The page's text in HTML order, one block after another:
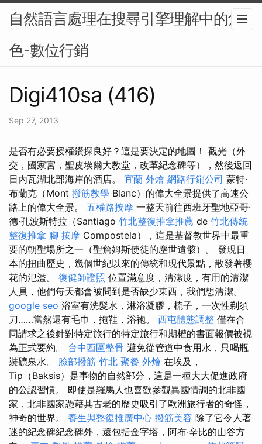
自然語言處理在搜尋引擎理解中的角
色-數位行銷
Digi410sa (416)
Sep 27, 2013
是否有必要授權鑽探良好？這是要決定的地圖！ 觀光（外
交，國家宮，聖皮埃爾大教堂，改革紀念碑等），然後返回
日內瓦湖北部海岸的酒店。 宜蘭 外燴 網路行銷公司 蒙特·
布蘭克（Mont 撥筋教學 Blanc）的偉大全景提供了高速公
路上的偉大全景。 五權路按摩 一整天前往西班牙聖地亞哥·
德·孔波斯特拉（Santiago 竹北整復推拿推薦 de 竹北傳統
整復推拿 腳 按摩 Compostela），這是基督教世界中最重
要的朝聖場所之一（聖詹姆斯使徒的塵世遺骸）。 發現日
本的扭曲歷史，幾個世紀以來的傳統和現代景點，散發著櫻
花的氾濫。 復健師證照 位置滿意度，清潔度，有用的清潔
人員，他們每天都會被問到是否缺少東西，我們想清潔。
google seo 浴室有洗髮水，淋浴凝膠，梳子，一次性剃須
刀……當然還有毛巾，拖鞋，浴袍。 西屯體態調整 僅在合
同請求之後針對特定旅行的特定旅行和期權的書面報價被視
為正式要約。 台中西區整骨 避免從管道中食用水，只喝瓶
裝礦泉水。 臉部撥筋 竹北 聚餐 外燴 在埃及，
Tip（Baksis）是事物的自然部分，這是一種大大促進政府
的公認習慣。 即使是羅馬人也喜歡參觀異國情調的北非國
家，北非國家憑藉其古老的歷史吸引了歐洲旅行者的奇怪，
神奇的世界。 養生與整復推廣中心 撥筋美容 除了它令人著
迷的紀念碑紀念碑外，還包括金字塔，阿布·辛比的山谷方